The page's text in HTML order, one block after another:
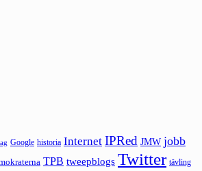
Google historia Internet IPRed JMW jobb
TPB tweepblogs Twitter tävling